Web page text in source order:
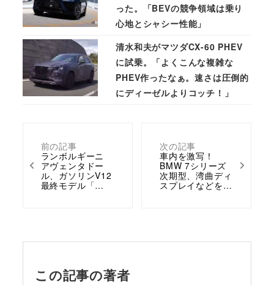
前の記事
ランボルギーニ
アヴェンタドー
ル、ガソリンV12
最終モデル「…
次の記事
車内を激写！
BMW 7シリーズ
次期型、湾曲ディ
スプレイなどを…
った。「BEVの競争領域は乗り
心地とシャシー性能」
清水和夫がマツダCX-60 PHEV
に試乗。「よくこんな複雑な
PHEV作ったなぁ。速さは圧倒的
にディーゼルよりコッチ！」
この記事の著者